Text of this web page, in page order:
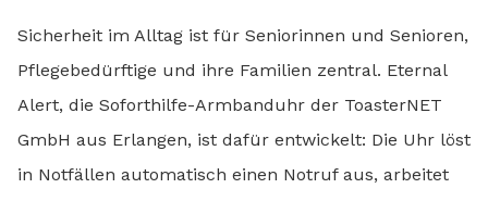
Sicherheit im Alltag ist für Seniorinnen und Senioren,
Pflegebedürftige und ihre Familien zentral. Eternal
Alert, die Soforthilfe-Armbanduhr der ToasterNET
GmbH aus Erlangen, ist dafür entwickelt: Die Uhr löst
in Notfällen automatisch einen Notruf aus, arbeitet